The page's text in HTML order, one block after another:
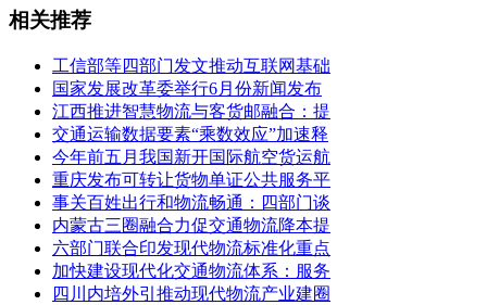
相关推荐
工信部等四部门发文推动互联网基础
国家发展改革委举行6月份新闻发布
江西推进智慧物流与客货邮融合：提
交通运输数据要素“乘数效应”加速释
今年前五月我国新开国际航空货运航
重庆发布可转让货物单证公共服务平
事关百姓出行和物流畅通：四部门谈
内蒙古三圈融合力促交通物流降本提
六部门联合印发现代物流标准化重点
加快建设现代化交通物流体系：服务
四川内培外引推动现代物流产业建圈